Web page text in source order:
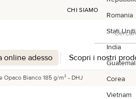
CHI SIAMO
Romania
Stati Uniti
India
Corea
Vietnam
Cercare
online adesso Scopri i nostri
Opaco Bianco 185 g/m² - DHJ